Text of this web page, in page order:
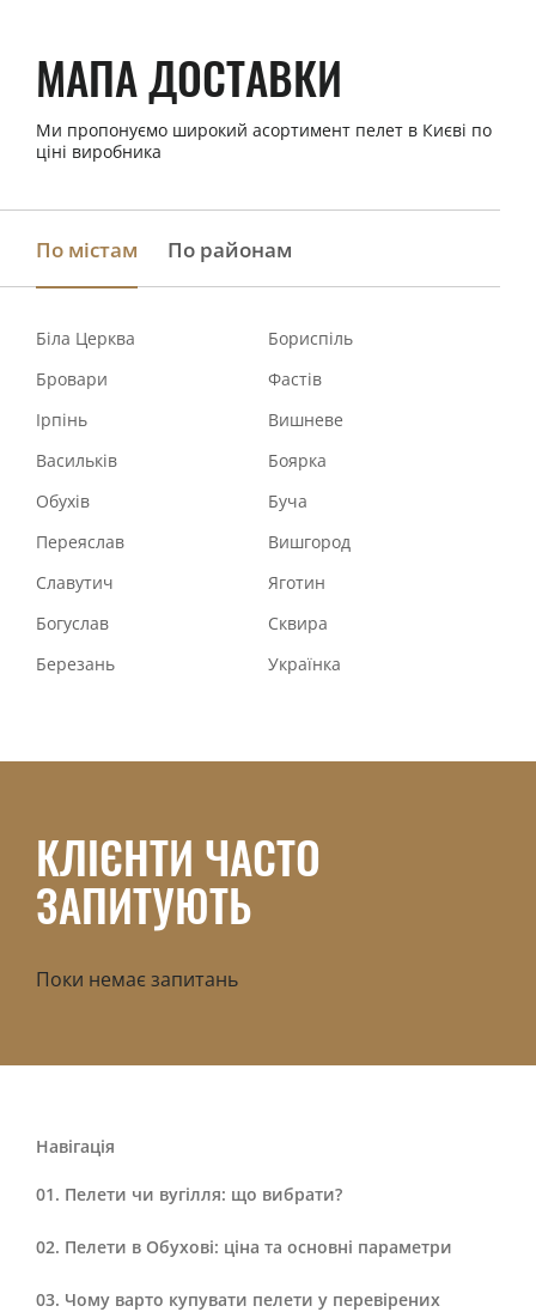
МАПА ДОСТАВКИ
Ми пропонуємо широкий асортимент пелет в Києві по
ціні виробника
По містам По районам
Біла Церква
Бориспіль
Бровари
Фастів
Ірпінь
Вишневе
Васильків
Боярка
Обухів
Буча
Переяслав
Вишгород
Славутич
Яготин
Богуслав
Сквира
Березань
Українка
КЛІЄНТИ ЧАСТО
ЗАПИТУЮТЬ
Поки немає запитань
Навігація
Пелети чи вугілля: що вибрати?
Пелети в Обухові: ціна та основні параметри
Чому варто купувати пелети у перевірених